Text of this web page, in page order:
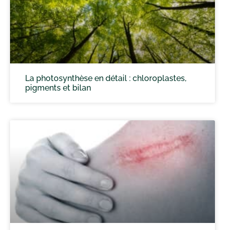
La photosynthèse en détail : chloroplastes,
pigments et bilan